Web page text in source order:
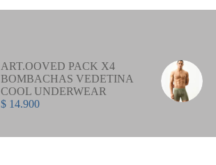
ART.OOVED PACK X4
BOMBACHAS VEDETINA
COOL UNDERWEAR
$14.900